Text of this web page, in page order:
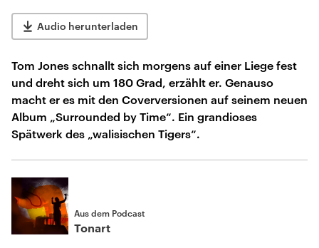
Audio herunterladen
Tom Jones schnallt sich morgens auf einer Liege fest
und dreht sich um 180 Grad, erzählt er. Genauso
macht er es mit den Coverversionen auf seinem neuen
Album „Surrounded by Time“. Ein grandioses
Spätwerk des „walisischen Tigers“.
Aus dem Podcast
Tonart